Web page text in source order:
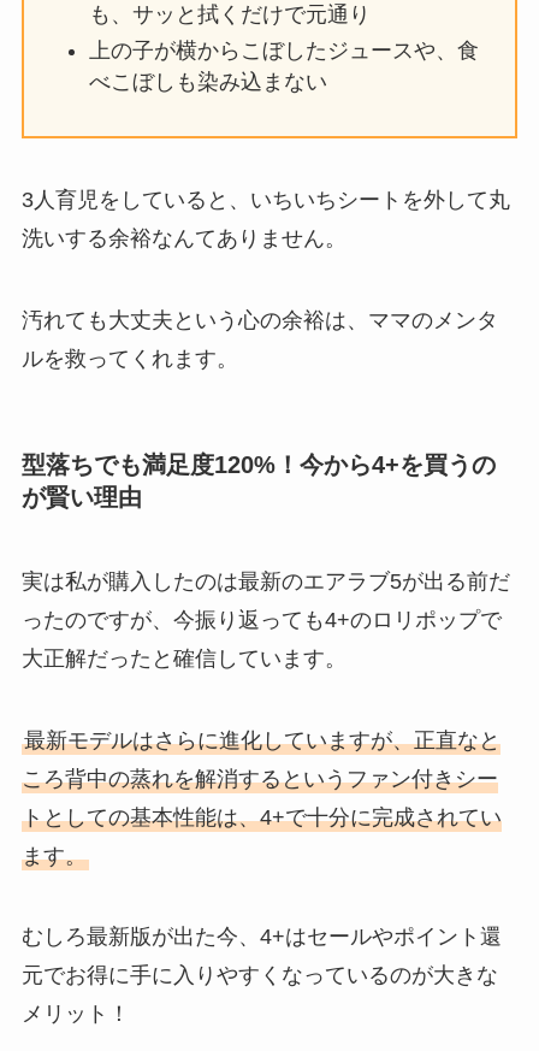
も、サッと拭くだけで元通り
上の子が横からこぼしたジュースや、食
べこぼしも染み込まない
3人育児をしていると、いちいちシートを外して丸
洗いする余裕なんてありません。
汚れても大丈夫という心の余裕は、ママのメンタ
ルを救ってくれます。
型落ちでも満足度120%！今から4+を買うの
が賢い理由
実は私が購入したのは最新のエアラブ5が出る前だ
ったのですが、今振り返っても4+のロリポップで
大正解だったと確信しています。
最新モデルはさらに進化していますが、正直なと
ころ背中の蒸れを解消するというファン付きシー
トとしての基本性能は、4+で十分に完成されてい
ます。
むしろ最新版が出た今、4+はセールやポイント還
元でお得に手に入りやすくなっているのが大きな
メリット！